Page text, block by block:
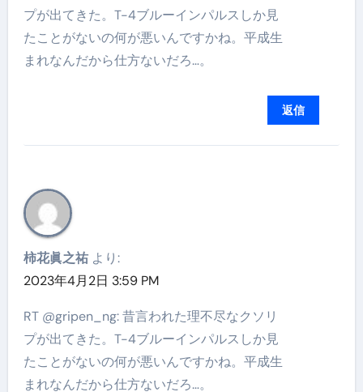
プが出てきた。T-4ブルーインパルスしか見
たことがないの何が悪いんですかね。平成生
まれなんだから仕方ないだろ…。
返信
柿花眞之祐 より:
2023年4月2日 3:59 PM
RT @gripen_ng: 昔言われた理不尽なクソリ
プが出てきた。T-4ブルーインパルスしか見
たことがないの何が悪いんですかね。平成生
まれなんだから仕方ないだろ…。